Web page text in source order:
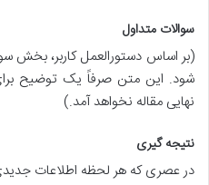
سوالات متداول
(بر اساس دستورالعمل کاربر، بخش
شود. این متن صرفاً یک توضیح
نهایی مقاله نخواهد آمد.)
نتیجه گیری
در عصری که هر لحظه اطلاعات